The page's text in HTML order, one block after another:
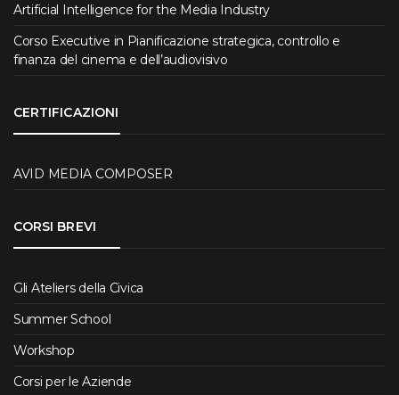
Artificial Intelligence for the Media Industry
Corso Executive in Pianificazione strategica, controllo e
finanza del cinema e dell’audiovisivo
CERTIFICAZIONI
AVID MEDIA COMPOSER
CORSI BREVI
Gli Ateliers della Civica
Summer School
Workshop
Corsi per le Aziende